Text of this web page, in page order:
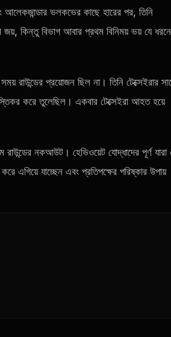
ভলকভের কাছে হারের পর, তিনি
জয়, কিন্তু বিভাগ আবার প্রথম বিনিময় ভয় যে
রাউন্ডের প্রয়োজন ছিল না। তিনি টেক্সেইরার
করে তুলেছিল। একবার টেক্সেইরা আহত হয়ে
রাউন্ডের নকআউট। হেভিওয়েট যোদ্ধাদের পূর্ণ
এগিয়ে যাচ্ছেন এবং প্রতিপক্ষের পরিষ্কার উপায়